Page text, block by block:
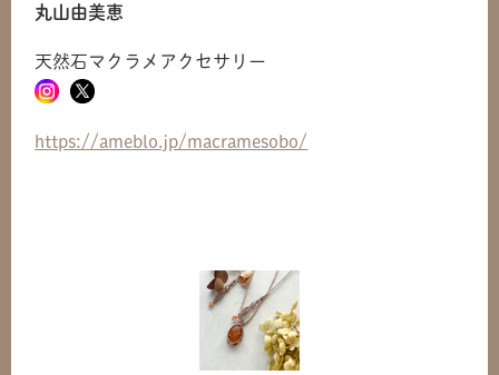
丸山由美恵
天然石マクラメアクセサリー
https://ameblo.jp/macramesobo/